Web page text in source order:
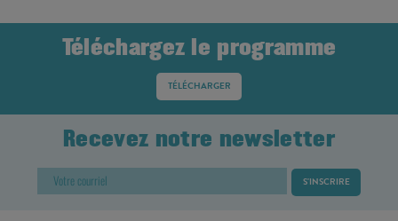
Téléchargez le programme
TÉLÉCHARGER
Recevez notre newsletter